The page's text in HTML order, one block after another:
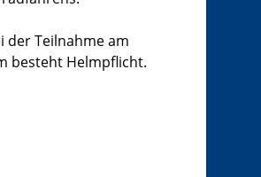
der Teilnahme am
besteht Helmpflicht.